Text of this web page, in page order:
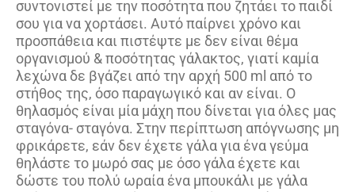
συντονιστεί με την ποσότητα που ζητάει το παιδί
σου για να χορτάσει. Αυτό παίρνει χρόνο και
προσπάθεια και πιστέψτε με δεν είναι θέμα
οργανισμού & ποσότητας γάλακτος, γιατί καμία
λεχώνα δε βγάζει από την αρχή 500 ml από το
στήθος της, όσο παραγωγικό και αν είναι. Ο
θηλασμός είναι μία μάχη που δίνεται για όλες μας
σταγόνα- σταγόνα. Στην περίπτωση απόγνωσης μη
φρικάρετε, εάν δεν έχετε γάλα για ένα γεύμα
θηλάστε το μωρό σας με όσο γάλα έχετε και
δώστε του πολύ ωραία ένα μπουκάλι με γάλα